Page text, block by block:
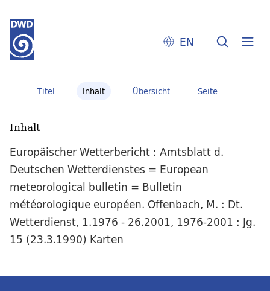
EN
Titel Inhalt Übersicht Seite
Inhalt
Europäischer Wetterbericht : Amtsblatt d.
Deutschen Wetterdienstes = European
meteorological bulletin = Bulletin
météorologique européen. Offenbach, M. : Dt.
Wetterdienst, 1.1976 - 26.2001, 1976-2001 : Jg.
15 (23.3.1990) Karten